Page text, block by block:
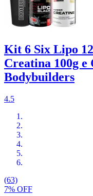
Kit 6 Six Lipo
Creatina 100g e
Bodybuilders
4.5
(63)
7% OFF